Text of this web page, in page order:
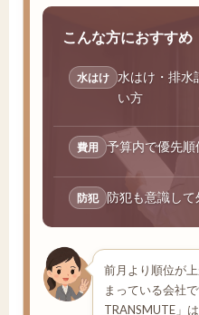
こんな方におすすめ
水はけ 水はけ・排水
い方
費用 予算内で優先
防犯 防犯も意識し
前月より順位が
まっている会社
TRANSMUTE」